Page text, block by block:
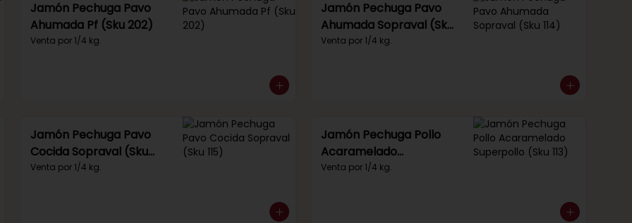
Jamón Pechuga Pavo
Ahumada Pf (Sku 202)
Venta por 1/4 kg.
Jamón Pechuga Pavo
Ahumada Sopraval (Sku
114)
Venta por 1/4 kg.
Jamón Pechuga Pavo
Cocida Sopraval (Sku
115)
Venta por 1/4 kg.
Jamón Pechuga Pollo
Acaramelado
Superpollo (Sku 113)
Venta por 1/4 kg.